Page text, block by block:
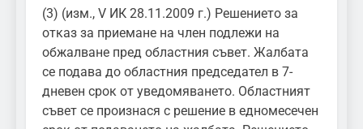
(3) (изм., V ИК 28.11.2009 г.) Решението за
отказ за приемане на член подлежи на
обжалване пред областния съвет. Жалбата
се подава до областния председател в 7-
дневен срок от уведомяването. Областният
съвет се произнася с решение в едномесечен